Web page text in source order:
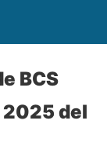
BCS
2025 del